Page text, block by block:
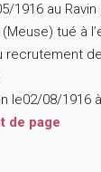
1916 au
tué à
recrutement
le02/08/1916
de page